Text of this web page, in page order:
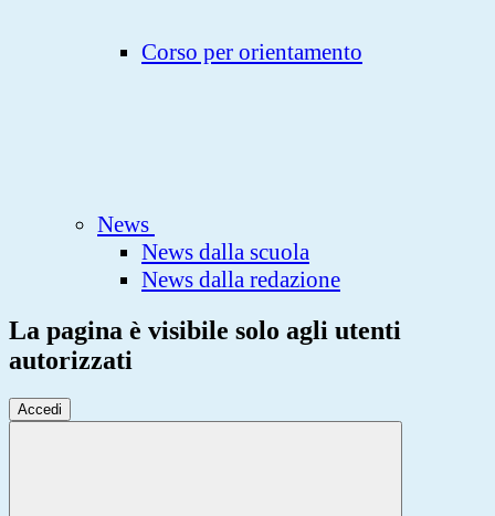
Corso per orientamento
News
News dalla scuola
News dalla redazione
La pagina è visibile solo agli utenti
autorizzati
Accedi